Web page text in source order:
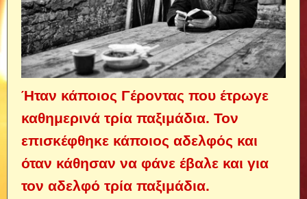
Ήταν κάποιος Γέροντας που έτρωγε
καθημερινά τρία παξιμάδια. Τον
επισκέφθηκε κάποιος αδελφός και
όταν κάθησαν να φάνε έβαλε και για
τον αδελφό τρία παξιμάδια.